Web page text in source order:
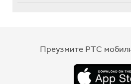
Преузмите РТС